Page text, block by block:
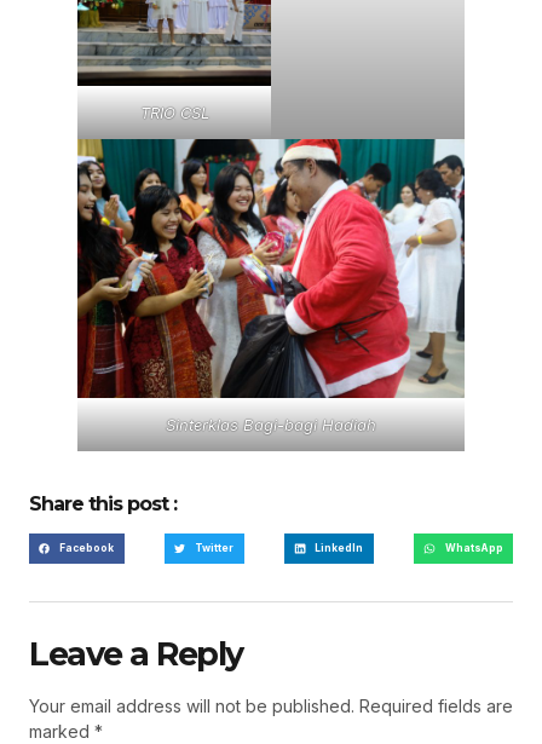
TRIO CSL
Sinterklas Bagi-bagi Hadiah
Share this post :
Facebook Twitter LinkedIn WhatsApp
Leave a Reply
Your email address will not be published. Required fields are
marked *